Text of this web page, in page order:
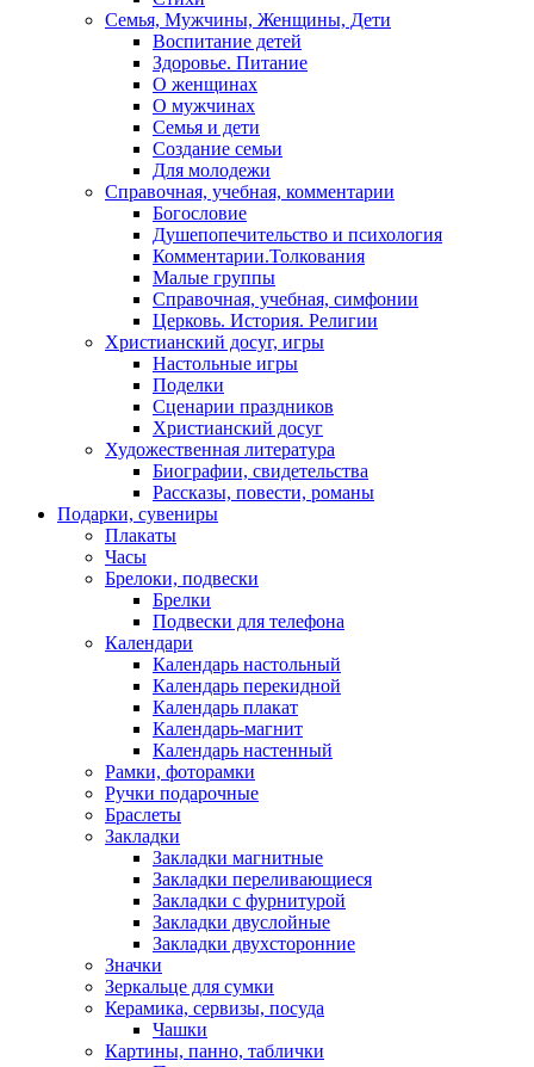
Семья, Мужчины, Женщины, Дети
Воспитание детей
Здоровье. Питание
О женщинах
О мужчинах
Семья и дети
Создание семьи
Для молодежи
Справочная, учебная, комментарии
Богословие
Душепопечительство и психология
Комментарии.Толкования
Малые группы
Справочная, учебная, симфонии
Церковь. История. Религии
Христианский досуг, игры
Настольные игры
Поделки
Сценарии праздников
Христианский досуг
Художественная литература
Биографии, свидетельства
Рассказы, повести, романы
Подарки, сувениры
Плакаты
Часы
Брелоки, подвески
Брелки
Подвески для телефона
Календари
Календарь настольный
Календарь перекидной
Календарь плакат
Календарь-магнит
Календарь настенный
Рамки, фоторамки
Ручки подарочные
Браслеты
Закладки
Закладки магнитные
Закладки переливающиеся
Закладки с фурнитурой
Закладки двуслойные
Закладки двухсторонние
Значки
Зеркальце для сумки
Керамика, сервизы, посуда
Чашки
Картины, панно, таблички